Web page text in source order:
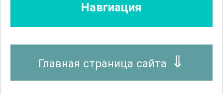
Навгиация
Главная страница сайта